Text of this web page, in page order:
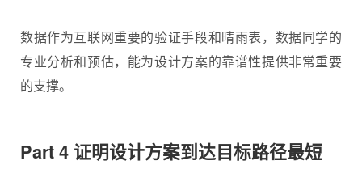
数据作为互联网重要的验证手段和晴雨表，数据同学的
专业分析和预估，能为设计方案的靠谱性提供非常重要
的支撑。
Part 4 证明设计方案到达目标路径最短